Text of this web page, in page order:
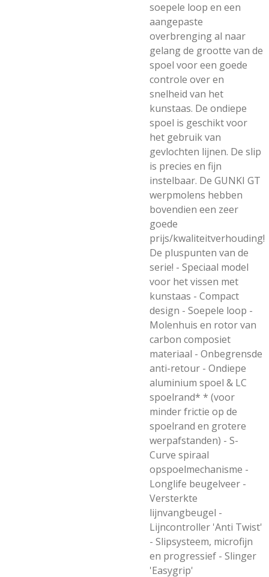
soepele loop en een
aangepaste
overbrenging al naar
gelang de grootte van de
spoel voor een goede
controle over en
snelheid van het
kunstaas. De ondiepe
spoel is geschikt voor
het gebruik van
gevlochten lijnen. De slip
is precies en fijn
instelbaar. De GUNKI GT
werpmolens hebben
bovendien een zeer
goede
prijs/kwaliteitverhouding!
De pluspunten van de
serie! - Speciaal model
voor het vissen met
kunstaas - Compact
design - Soepele loop -
Molenhuis en rotor van
carbon composiet
materiaal - Onbegrensde
anti-retour - Ondiepe
aluminium spoel & LC
spoelrand* * (voor
minder frictie op de
spoelrand en grotere
werpafstanden) - S-
Curve spiraal
opspoelmechanisme -
Longlife beugelveer -
Versterkte
lijnvangbeugel -
Lijncontroller 'Anti Twist'
- Slipsysteem, microfijn
en progressief - Slinger
'Easygrip'